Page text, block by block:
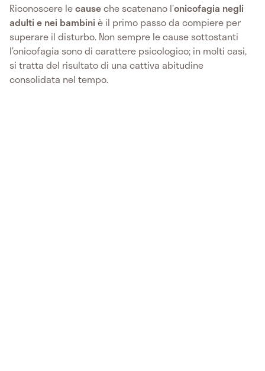
Riconoscere lecauseche scatenano l’onicofagia negli
adulti e nei bambiniè il primo passo da compiere per
superare il disturbo. Non sempre le cause sottostanti
l’onicofagia sono di carattere psicologico; in molti casi,
si tratta del risultato di una cattiva abitudine
consolidata nel tempo.